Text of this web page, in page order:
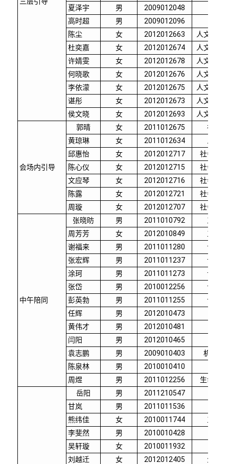
夏泽宇
男 2009012048
高时超
男 2009012096
陈尘
女 2012012663
人文科学
杜奕嘉
女 2012012674
人文科学
许婧雯
女 2012012678
人文科学
何晓歌
女 2012012676
人文科学
李依濛
女 2012012675
人文科学
谌彤
女 2012012673
人文科学
侯文晓
女 2012012693 人文科学
会场内引导
郭晴 女 2011012675
社科
黄琼琳
女 2011012634
邱惠怡
女 2012012717
社会科
陈心仪
女 2012012715
社会科
文应琴
女 2012012716
社会科
陈露
女 2012012721
社会科
周璇
女 2012012707 社会科
中午陪同
张晓昉 男 2011010792
工业
周芳芳
女 2012010849
工业
谢福来
男 2011011280
计算
张宏辉
男 2011011237
计算
涂珂
男 2011011273
计算
张岱
男 2010012256
计算
彭英勃
男 2011011255
计算
任辉
男 2012010473
黄伟才
男 2012010481
闫阳
男 2012010465
袁志鹏
男 2009010403
机械工
陈泉林
男 2010010410
周煜
男 2011012256 生命科
岳阳 男 2011210547
甘岚
男 2011011536
熊纬佳
女 2010011744
工程
李斐然
男 2010010428
吴轩璇
女 2010011932
刘越迁
女 2012012405
生命